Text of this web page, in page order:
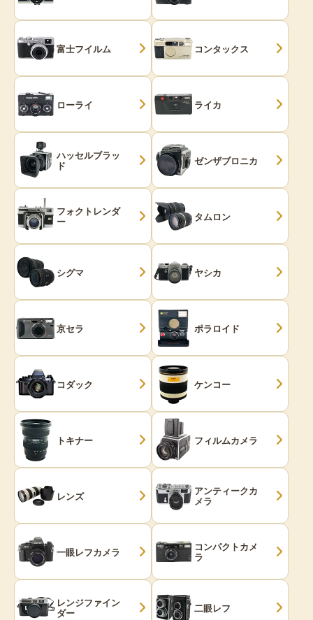
富士フイルム コンタックス
ローライ ライカ
ハッセルブラッ
ド ゼンザブロニカ
フォクトレンダ
ー タムロン
シグマ ヤシカ
京セラ ポラロイド
コダック ケンコー
トキナー フィルムカメラ
レンズ アンティークカ
メラ
一眼レフカメラ コンパクトカメ
ラ
レンジファイン
ダー 二眼レフ